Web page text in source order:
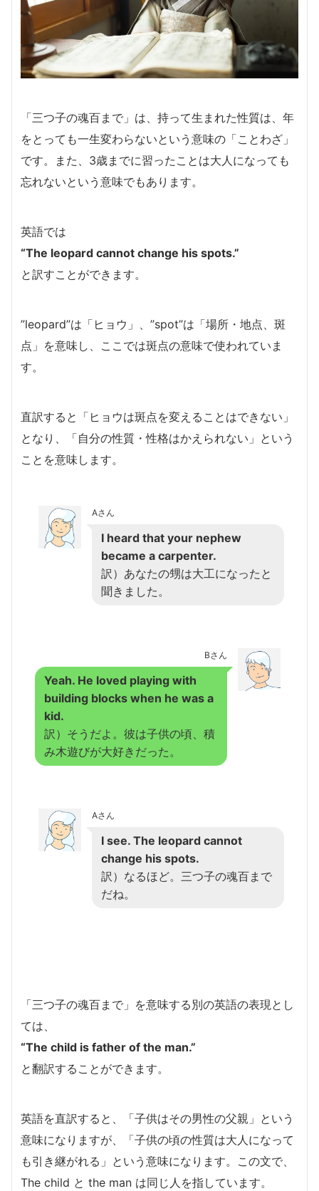
「三つ子の魂百まで」は、持って生まれた性質は、年
をとっても一生変わらないという意味の「ことわざ」
です。また、3歳までに習ったことは大人になっても
忘れないという意味でもあります。
英語では
“The leopard cannot change his spots.”
と訳すことができます。
”leopard”は「ヒョウ」、”spot”は「場所・地点、斑
点」を意味し、ここでは斑点の意味で使われていま
す。
直訳すると「ヒョウは斑点を変えることはできない」
となり、「自分の性質・性格はかえられない」という
ことを意味します。
Aさん
I heard that your nephew
became a carpenter.
訳）あなたの甥は大工になったと
聞きました。
Bさん
Yeah. He loved playing with
building blocks when he was a
kid.
訳）そうだよ。彼は子供の頃、積
み木遊びが大好きだった。
Aさん
I see. The leopard cannot
change his spots.
訳）なるほど。三つ子の魂百まで
だね。
「三つ子の魂百まで」を意味する別の英語の表現とし
ては、
“The child is father of the man.”
と翻訳することができます。
英語を直訳すると、「子供はその男性の父親」という
意味になりますが、「子供の頃の性質は大人になって
も引き継がれる」という意味になります。この文で、
The child と the man は同じ人を指しています。